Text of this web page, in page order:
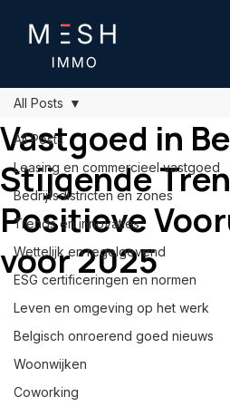
All Posts
Leasing en commercieel vastgoed
Bedrijfsdistricten en zones
Trends en innovaties
Wettelijk en regelgevend
ESG certificeringen en normen
Leven en omgeving op het werk
Belgisch onroerend goed nieuws
Woonwijken
Coworking
All Posts
Vastgoed in
Stijgende
Positieve
voor 2025